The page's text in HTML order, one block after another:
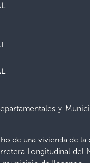
y
de una vivienda de la
Longitudinal del